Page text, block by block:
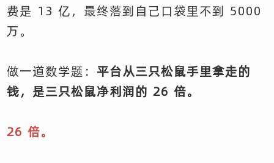
费是 13 亿，最终落到自己口袋里不到 5000
万。
做一道数学题： 平台从三只松鼠手里拿走的
钱，是三只松鼠净利润的 26 倍。
26 倍。